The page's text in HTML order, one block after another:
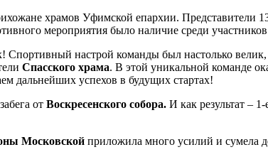
храмов Уфимской епархии.
мероприятия было наличие среди
настрой команды был настолько
Спасского храма. В этой уникальной команде
дальнейших успехов в будущих стартах!
от Воскресенского собора. И как результат –
Московской приложила много усилий и сумела